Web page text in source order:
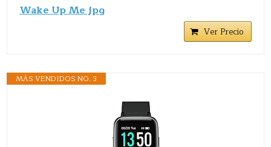
Wake Up Me jpg
Ver Precio
MÁS VENDIDOS NO. 3